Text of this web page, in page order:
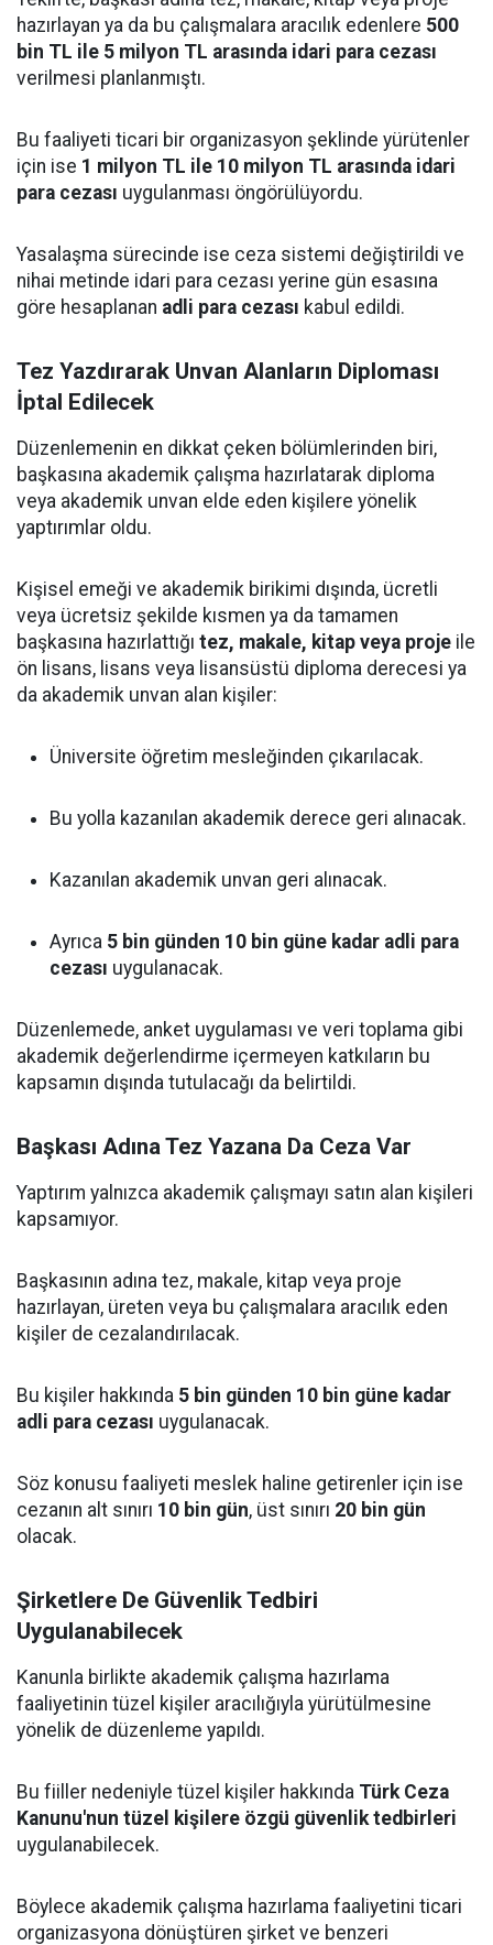
hazırlayan ya da bu çalışmalara aracılık edenlere 500
bin TL ile 5 milyon TL arasında idari para cezası
verilmesi planlanmıştı.
Bu faaliyeti ticari bir organizasyon şeklinde yürütenler
için ise 1 milyon TL ile 10 milyon TL arasında idari
para cezası uygulanması öngörülüyordu.
Yasalaşma sürecinde ise ceza sistemi değiştirildi ve
nihai metinde idari para cezası yerine gün esasına
göre hesaplanan adli para cezası kabul edildi.
Tez Yazdırarak Unvan Alanların Diploması
İptal Edilecek
Düzenlemenin en dikkat çeken bölümlerinden biri,
başkasına akademik çalışma hazırlatarak diploma
veya akademik unvan elde eden kişilere yönelik
yaptırımlar oldu.
Kişisel emeği ve akademik birikimi dışında, ücretli
veya ücretsiz şekilde kısmen ya da tamamen
başkasına hazırlattığı tez, makale, kitap veya proje ile
ön lisans, lisans veya lisansüstü diploma derecesi ya
da akademik unvan alan kişiler:
Üniversite öğretim mesleğinden çıkarılacak.
Bu yolla kazanılan akademik derece geri alınacak.
Kazanılan akademik unvan geri alınacak.
Ayrıca 5 bin günden 10 bin güne kadar adli para
cezası uygulanacak.
Düzenlemede, anket uygulaması ve veri toplama gibi
akademik değerlendirme içermeyen katkıların bu
kapsamın dışında tutulacağı da belirtildi.
Başkası Adına Tez Yazana Da Ceza Var
Yaptırım yalnızca akademik çalışmayı satın alan kişileri
kapsamıyor.
Başkasının adına tez, makale, kitap veya proje
hazırlayan, üreten veya bu çalışmalara aracılık eden
kişiler de cezalandırılacak.
Bu kişiler hakkında 5 bin günden 10 bin güne kadar
adli para cezası uygulanacak.
Söz konusu faaliyeti meslek haline getirenler için ise
cezanın alt sınırı 10 bin gün, üst sınırı 20 bin gün
olacak.
Şirketlere De Güvenlik Tedbiri
Uygulanabilecek
Kanunla birlikte akademik çalışma hazırlama
faaliyetinin tüzel kişiler aracılığıyla yürütülmesine
yönelik de düzenleme yapıldı.
Bu fiiller nedeniyle tüzel kişiler hakkında Türk Ceza
Kanunu'nun tüzel kişilere özgü güvenlik tedbirleri
uygulanabilecek.
Böylece akademik çalışma hazırlama faaliyetini ticari
organizasyona dönüştüren şirket ve benzeri